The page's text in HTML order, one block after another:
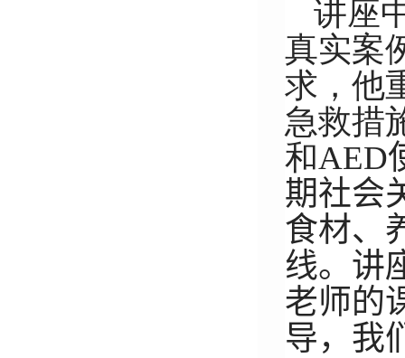
讲座
真实案
求，他
急救措
和AED
期社会
食材、
线。 讲
老师的
导， 我